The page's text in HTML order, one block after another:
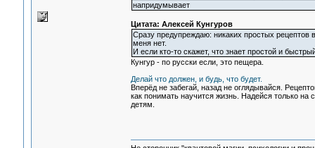
напридумывает
Цитата: Алексей Кунгуров
Сразу предупреждаю: никаких простых рецептов
меня нет.
И если кто-то скажет, что знает простой и
Кунгур - по русски если, это пещера.
Делай что должен, и будь, что будет.
Вперёд не забегай, назад не оглядывайся.
как понимать научится жизнь. Надейся только на
детям.